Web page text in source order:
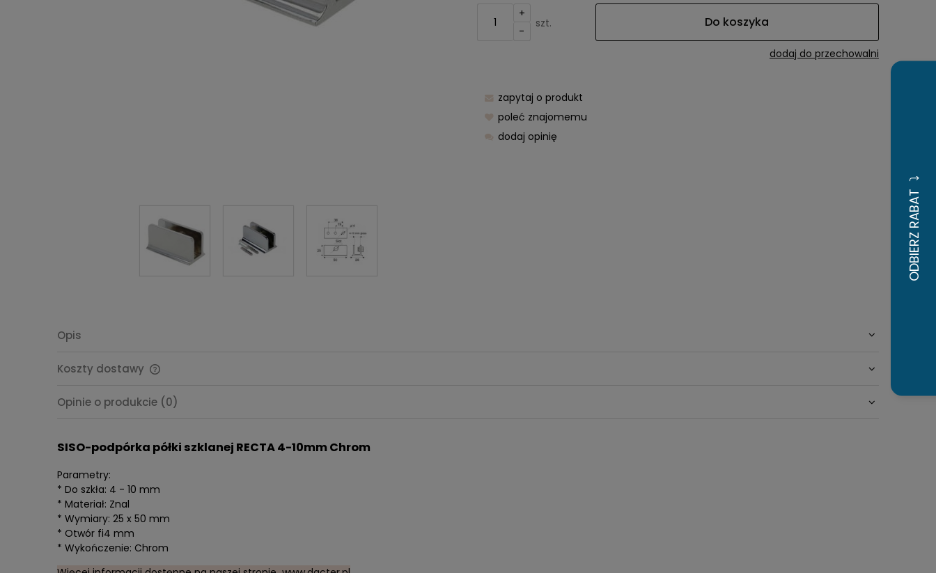
+
-
szt. Do koszyka
dodaj do przechowalni
zapytaj o produkt
poleć znajomemu
dodaj opinię
Opis
Koszty dostawy
Cena nie zawiera ewentualnych
Opinie o produkcie (0)
SISO-podpórka półki szklanej RECTA 4-10mm Chrom
Parametry:
* Do szkła: 4 - 10 mm
* Materiał: Znal
* Wymiary: 25 x 50 mm
* Otwór fi4 mm
* Wykończenie: Chrom